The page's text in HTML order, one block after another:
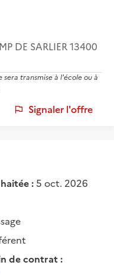
DE SARLIER 13400
transmise à l'école ou à
Signaler l'offre
: 5 oct. 2026
de contrat :